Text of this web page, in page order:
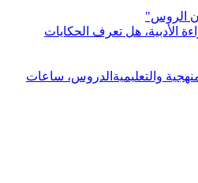
الروس"
الأدبية، هل تعرف الحكايات
والتعليمية الدروس، ساعات